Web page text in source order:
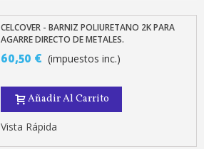
CELCOVER - BARNIZ POLIURETANO 2K PARA
AGARRE DIRECTO DE METALES.
60,50 € (impuestos inc.)
Añadir Al Carrito
Vista Rápida